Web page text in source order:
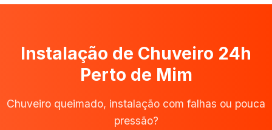
Instalação de Chuveiro 24h
Perto de Mim
Chuveiro queimado, instalação com falhas ou pouca
pressão?